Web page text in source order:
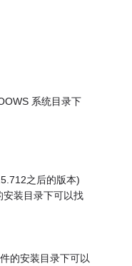
系统目录下
之后的版本)
安装目录下可以找
的安装目录下可以